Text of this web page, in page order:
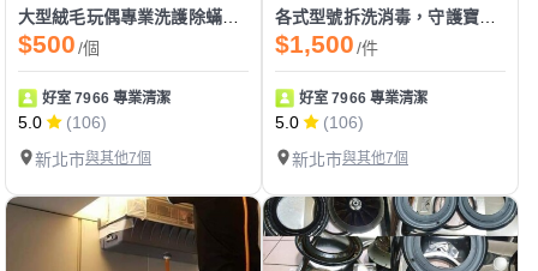
大型絨毛玩偶專業洗護除蟎殺菌，蓬鬆手感潔淨如新
$500/個
好室 7966 專業清潔
5.0
(106)
新北市與其他7個
各式型號拆洗消毒，守護寶寶安全健康成長
$1,500/件
好室 7966 專業清潔
5.0
(106)
新北市與其他7個